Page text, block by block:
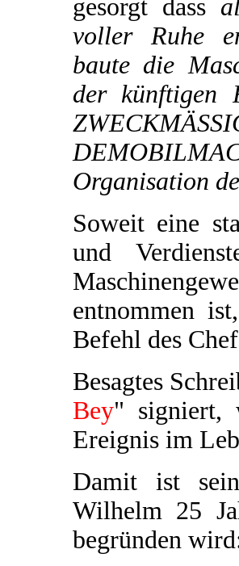
gesorgt dass
voller Ruhe
baute die
der künftigen
Organisation
Soweit eine
und
entnommen
Befehl des
Besagtes
Bey" signiert,
Ereignis im
Damit ist
Wilhelm 25
begründen